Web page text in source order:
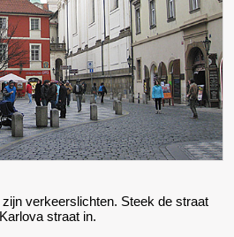
verkeerslichten. Steek de straat
straat in.